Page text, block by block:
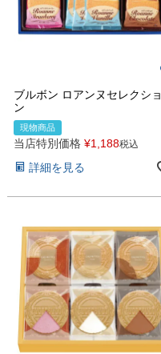
ブルボン ロアンヌセレクショ
ン
現物商品
当店特別価格 ¥1,188税込
詳細を見る